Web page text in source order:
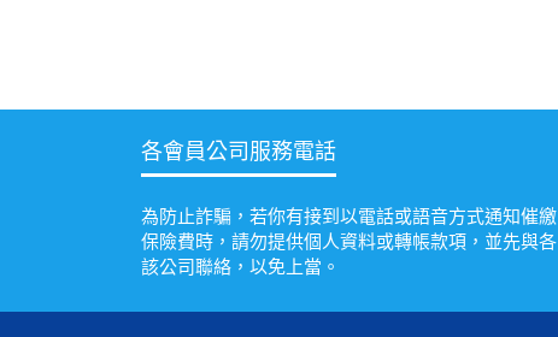
各會員公司服務電話
為防止詐騙，若你有接到以電話或語音方式通知催繳
保險費時，請勿提供個人資料或轉帳款項，並先與各
該公司聯絡，以免上當。